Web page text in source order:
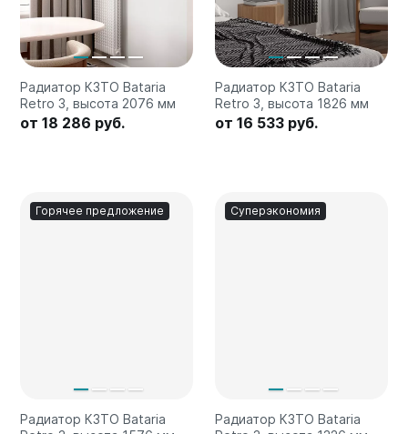
Радиатор КЗТО Bataria
Retro 3, высота 2076 мм
от 18 286 руб.
Радиатор КЗТО Bataria
Retro 3, высота 1826 мм
от 16 533 руб.
Горячее предложение
Радиатор КЗТО Bataria
Суперэкономия
Радиатор КЗТО Bataria